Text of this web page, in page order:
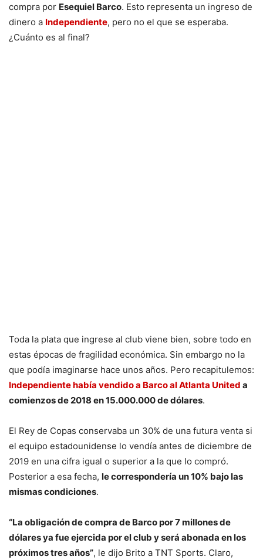
compra por Esequiel Barco. Esto representa un ingreso de
dinero a Independiente, pero no el que se esperaba.
¿Cuánto es al final?
Toda la plata que ingrese al club viene bien, sobre todo en
estas épocas de fragilidad económica. Sin embargo no la
que podía imaginarse hace unos años. Pero recapitulemos:
Independiente había vendido a Barco al Atlanta United a
comienzos de 2018 en 15.000.000 de dólares.
El Rey de Copas conservaba un 30% de una futura venta si
el equipo estadounidense lo vendía antes de diciembre de
2019 en una cifra igual o superior a la que lo compró.
Posterior a esa fecha, le correspondería un 10% bajo las
mismas condiciones.
“La obligación de compra de Barco por 7 millones de
dólares ya fue ejercida por el club y será abonada en los
próximos tres años”, le dijo Brito a TNT Sports. Claro,